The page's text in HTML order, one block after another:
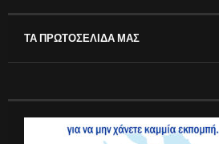
ΤΑ ΠΡΩΤΟΣΕΛΙΔΑ ΜΑΣ